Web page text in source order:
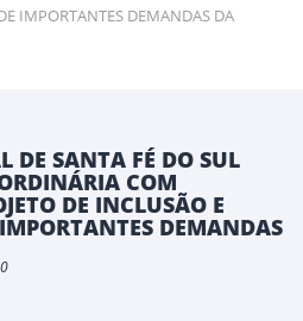
IMPORTANTES DEMANDAS DA
DE SANTA FÉ DO SUL
COM
DE INCLUSÃO E
DEMANDAS